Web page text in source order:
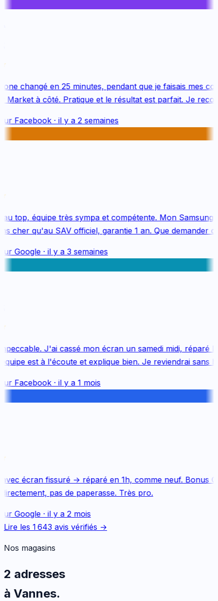
changé en 25 minutes, pendant que je faisais mes
à côté. Pratique et le résultat est parfait. Je
Facebook· il y a 2 semaines
top, équipe très sympa et compétente. Mon Samsung
cher qu'au SAV officiel, garantie 1 an. Que demander de
Google· il y a 3 semaines
J'ai cassé mon écran un samedi midi, réparé le
est à l'écoute et explique bien. Je reviendrai sans
Facebook· il y a 1 mois
écran fissuré → réparé en 1h, comme neuf. Bonus
pas de paperasse. Très pro.
Google· il y a 2 mois
Lire les 1 643 avis vérifiés →
Nos magasins
2 adresses
à Vannes.